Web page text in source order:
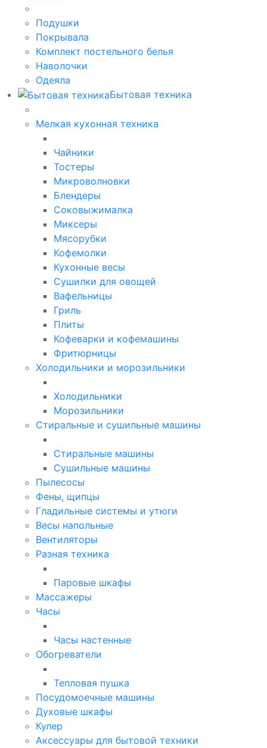
Подушки
Покрывала
Комплект постельного белья
Наволочки
Одеяла
Бытовая техника
Мелкая кухонная техника
Чайники
Тостеры
Микроволновки
Блендеры
Соковыжималка
Миксеры
Мясорубки
Кофемолки
Кухонные весы
Сушилки для овощей
Вафельницы
Гриль
Плиты
Кофеварки и кофемашины
Фритюрницы
Холодильники и морозильники
Холодильники
Морозильники
Стиральные и сушильные машины
Стиральные машины
Сушильные машины
Пылесосы
Фены, щипцы
Гладильные системы и утюги
Весы напольные
Вентиляторы
Разная техника
Паровые шкафы
Массажеры
Часы
Часы настенные
Обогреватели
Тепловая пушка
Посудомоечные машины
Духовые шкафы
Кулер
Аксессуары для бытовой техники